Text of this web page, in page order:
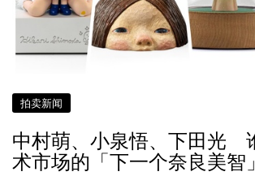
拍卖新闻
中村萌、小泉悟、下田光
术市场的「下一个奈良美智